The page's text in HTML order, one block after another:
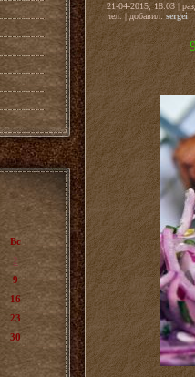
Вс
2
9
16
23
30
21-04-2015, 18:03 |
чел. | добавил: sergei